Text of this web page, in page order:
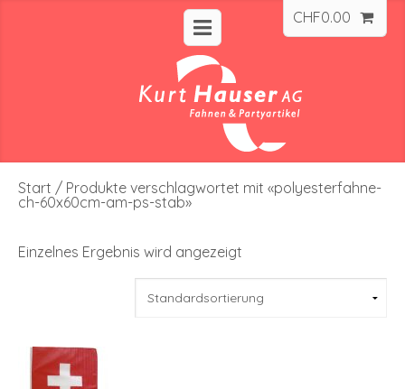
CHF0.00
Start / Produkte verschlagwortet mit «polyesterfahne-
ch-60x60cm-am-ps-stab»
Einzelnes Ergebnis wird angezeigt